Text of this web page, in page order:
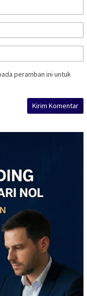
peramban ini untuk